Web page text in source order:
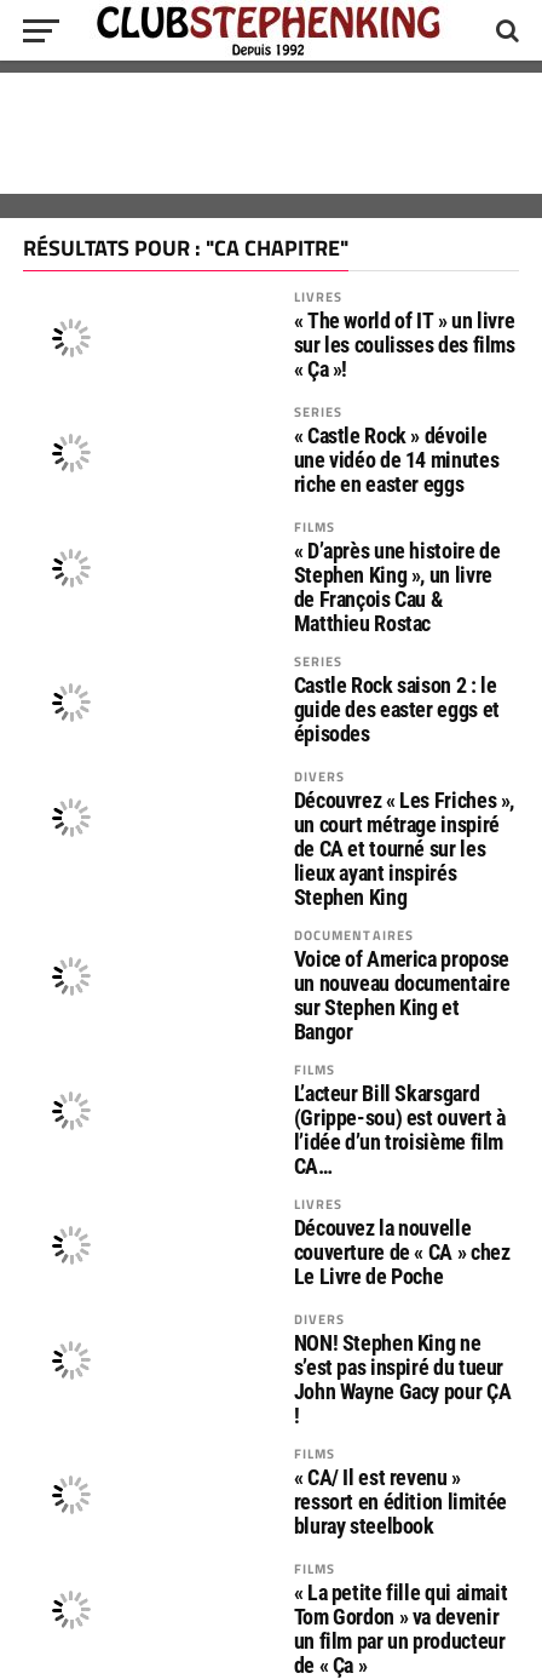
RÉSULTATS POUR : "CA CHAPITRE"
LIVRES
« The world of IT » un livre
sur les coulisses des films
« Ça »!
SERIES
« Castle Rock » dévoile
une vidéo de 14 minutes
riche en easter eggs
FILMS
« D’après une histoire de
Stephen King », un livre
de François Cau &
Matthieu Rostac
SERIES
Castle Rock saison 2 : le
guide des easter eggs et
épisodes
DIVERS
Découvrez « Les Friches »,
un court métrage inspiré
de CA et tourné sur les
lieux ayant inspirés
Stephen King
DOCUMENTAIRES
Voice of America propose
un nouveau documentaire
sur Stephen King et
Bangor
FILMS
L’acteur Bill Skarsgard
(Grippe-sou) est ouvert à
l’idée d’un troisième film
CA…
LIVRES
Découvez la nouvelle
couverture de « CA » chez
Le Livre de Poche
DIVERS
NON! Stephen King ne
s’est pas inspiré du tueur
John Wayne Gacy pour ÇA
!
FILMS
« CA/ Il est revenu »
ressort en édition limitée
bluray steelbook
FILMS
« La petite fille qui aimait
Tom Gordon » va devenir
un film par un producteur
de « Ça »